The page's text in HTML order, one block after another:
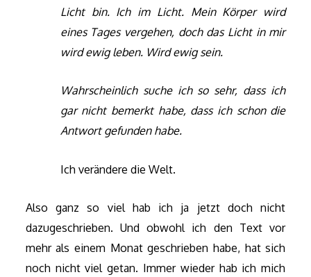
Licht bin. Ich im Licht. Mein Körper wird
eines Tages vergehen, doch das Licht in mir
wird ewig leben. Wird ewig sein.
Wahrscheinlich suche ich so sehr, dass ich
gar nicht bemerkt habe, dass ich schon die
Antwort gefunden habe.
Ich verändere die Welt.
Also ganz so viel hab ich ja jetzt doch nicht
dazugeschrieben. Und obwohl ich den Text vor
mehr als einem Monat geschrieben habe, hat sich
noch nicht viel getan. Immer wieder hab ich mich